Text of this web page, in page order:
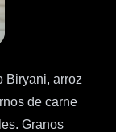
Biryani, arroz
de carne
Granos